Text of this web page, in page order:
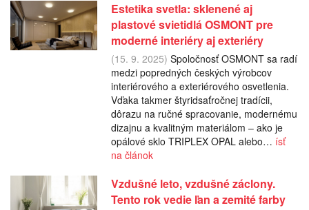
Estetika svetla: sklenené aj
plastové svietidlá OSMONT pre
moderné interiéry aj exteriéry
(15. 9. 2025) Spoločnosť OSMONT sa radí
medzi popredných českých výrobcov
interiérového a exteriérového osvetlenia.
Vďaka takmer štyridsaťročnej tradícii,
dôrazu na ručné spracovanie, modernému
dizajnu a kvalitným materiálom – ako je
opálové sklo TRIPLEX OPAL alebo… ísť
na článok
Vzdušné leto, vzdušné záclony.
Tento rok vedie ľan a zemité farby